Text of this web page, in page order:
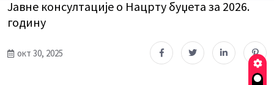
Јавне консултације о Нацрту буџета за 2026.
годину
окт 30, 2025